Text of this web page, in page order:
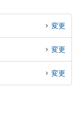
変更
変更
変更